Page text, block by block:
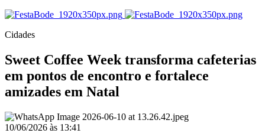
Cidades
Sweet Coffee Week transforma cafeterias
em pontos de encontro e fortalece
amizades em Natal
10/06/2026 às 13:41